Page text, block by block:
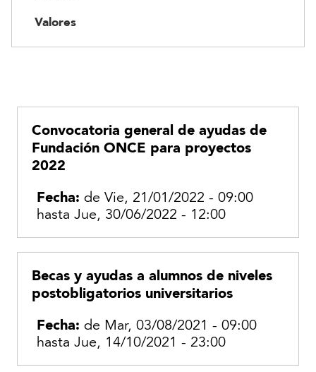
Valores
Convocatoria general de ayudas de
Fundación ONCE para proyectos
2022
Fecha: deVie, 21/01/2022 - 09:00
hastaJue, 30/06/2022 - 12:00
Becas y ayudas a alumnos de niveles
postobligatorios universitarios
Fecha: de Mar, 03/08/2021 - 09:00
hastaJue, 14/10/2021 - 23:00